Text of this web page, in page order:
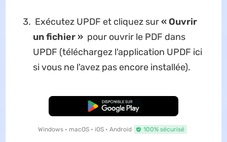
Exécutez UPDF et cliquez sur« Ouvrir
un fichier »pour ouvrir le PDF dans
UPDF (téléchargez l'application UPDF ici
si vous ne l'avez pas encore installée).
TÉLÉCHARGER
Windows • macOS • iOS • Android 100% sécurisé